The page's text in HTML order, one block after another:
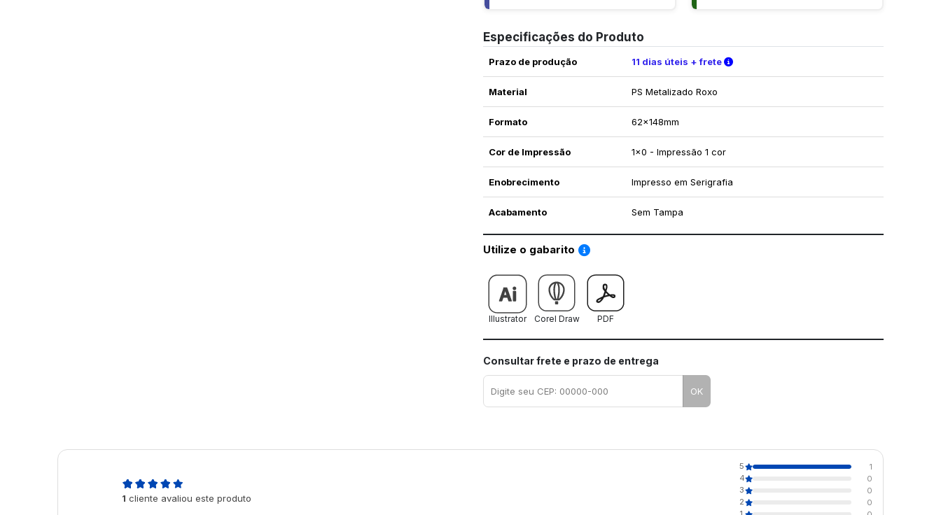
Especificações do Produto
Prazo de produção 11 dias úteis + frete Verifique as condições de entrega
Material PS Metalizado Roxo
Formato 62x148mm
Cor de Impressão 1x0 - Impressão 1 cor
Enobrecimento Impresso em Serigrafia
Acabamento Sem Tampa
Utilize o gabarito Saiba como utilizar os nossos gabaritos
Illustrator Corel Draw PDF
Consultar frete e prazo de entrega
OK
1 cliente avaliou este produto
5
1
4
0
3
0
2
0